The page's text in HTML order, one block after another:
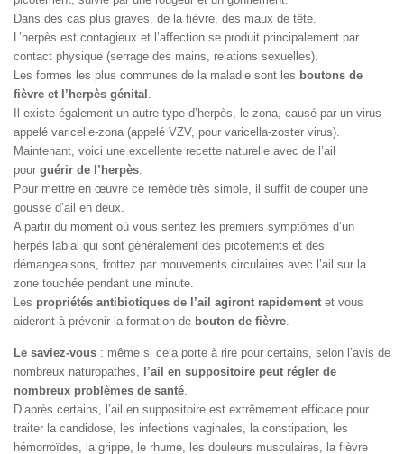
Dans des cas plus graves, de la fièvre, des maux de tête.
L’herpès est contagieux et l’affection se produit principalement par
contact physique (serrage des mains, relations sexuelles).
Les formes les plus communes de la maladie sont les boutons de
fièvre et l’herpès génital .
Il existe également un autre type d’herpès, le zona, causé par un virus
appelé varicelle-zona (appelé VZV, pour varicella-zoster virus).
Maintenant, voici une excellente recette naturelle avec de l’ail
pour guérir de l’herpès.
Pour mettre en œuvre ce remède très simple, il suffit de couper une
gousse d’ail en deux.
A partir du moment où vous sentez les premiers symptômes d’un
herpès labial qui sont généralement des picotements et des
démangeaisons, frottez par mouvements circulaires avec l’ail sur la
zone touchée pendant une minute.
Les propriétés antibiotiques de l’ail agiront rapidement et vous
aideront à prévenir la formation de bouton de fièvre.
Le saviez-vous : même si cela porte à rire pour certains, selon l’avis de
nombreux naturopathes, l’ail en suppositoire peut régler de
nombreux problèmes de santé
D’après certains, l’ail en suppositoire est extrêmement efficace pour
traiter la candidose, les infections vaginales, la constipation, les
hémorroïdes, la grippe, le rhume, les douleurs musculaires, la fièvre